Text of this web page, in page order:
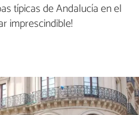
típicas de Andalucía en el
imprescindible!